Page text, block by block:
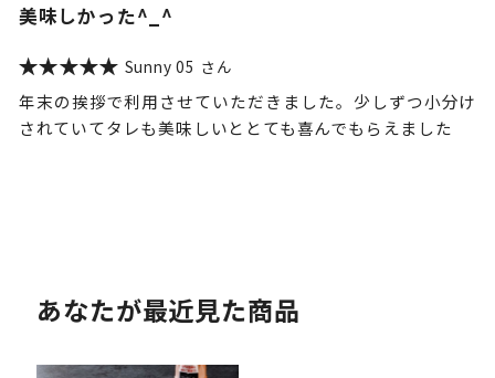
美味しかった^_^
Sunny 05
年末の挨拶で利用させていただきました。少しずつ小分け
されていてタレも美味しいととても喜んでもらえました
あなたが最近見た商品